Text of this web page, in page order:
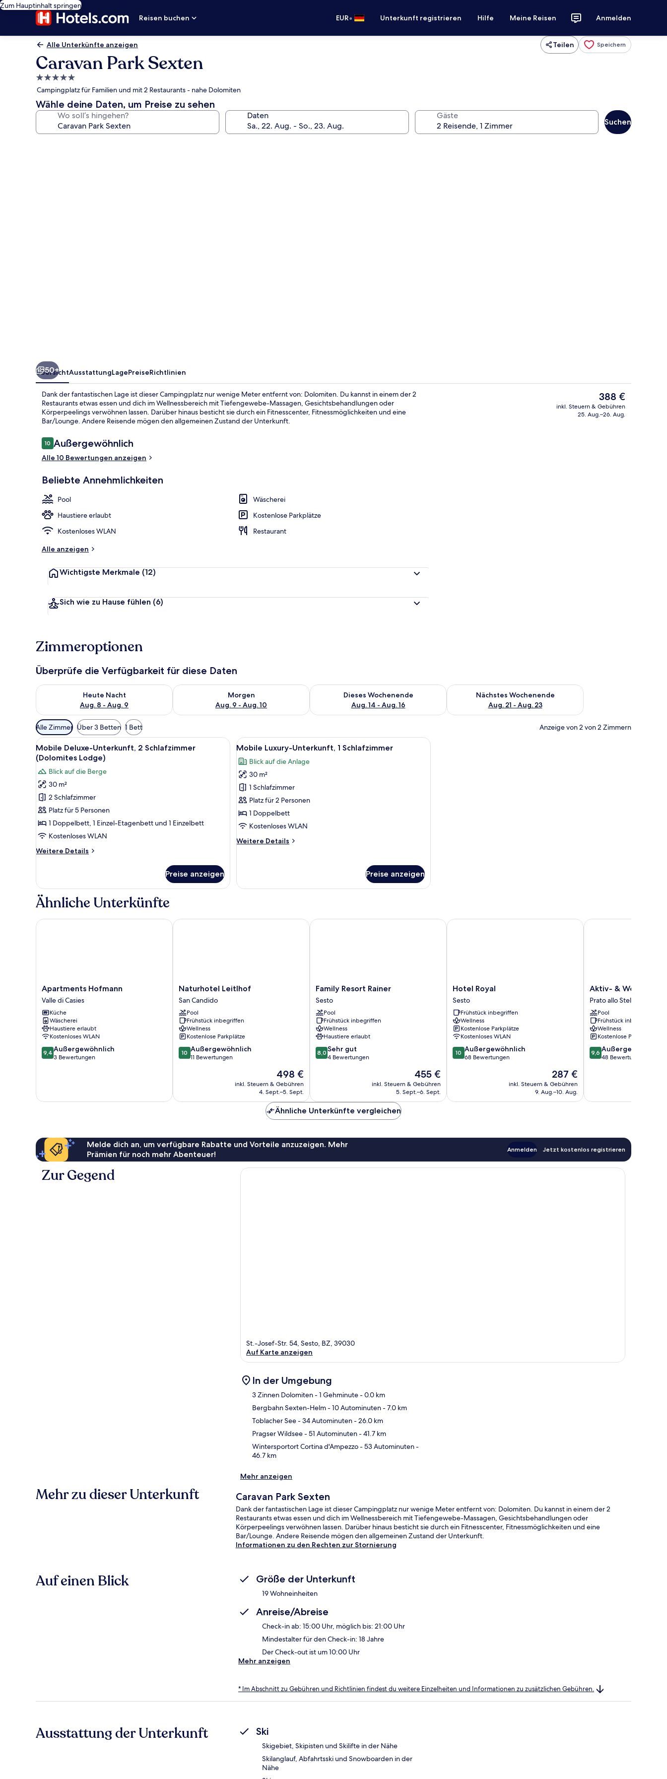
Zum Hauptinhalt springen
Reisen buchen
EUR• Unterkunft registrieren Hilfe Meine Reisen Anmelden
Alle Unterkünfte anzeigen Teilen Speichern
Caravan Park Sexten
5.0-
Sterne-
Unterkunft
Campingplatz für Familien und mit 2 Restaurants - nahe Dolomiten
Wähle deine Daten, um Preise zu sehen
Wo soll’s hingehen? Daten Gäste
Suchen
Körperbehandlungen, Warmsteinmassagen, Tiefengewebe-Massagen
Frühstücksbuffet
50+
ÜbersichtAusstattungLagePreiseRichtlinien
Dank der fantastischen Lage ist dieser Campingplatz nur wenige Meter entfernt von: Dolomiten. Du kannst in einem der 2
Restaurants etwas essen und dich im Wellnessbereich mit Tiefengewebe-Massagen, Gesichtsbehandlungen oder
Körperpeelings verwöhnen lassen. Darüber hinaus besticht sie durch ein Fitnesscenter, Fitnessmöglichkeiten und eine
Bar/Lounge. Andere Reisende mögen den allgemeinen Zustand der Unterkunft.
Bewertungen
1010 von 10.
Außergewöhnlich
Alle 10 Bewertungen anzeigen
Beliebte Annehmlichkeiten
Pool
Wäscherei
Haustiere erlaubt
Kostenlose Parkplätze
Kostenloses WLAN
Restaurant
Alle anzeigen
Wichtigste Merkmale (12)
Sich wie zu Hause fühlen (6)
Der
aktuelle
Preis
388 €
inkl. Steuern & Gebühren
25. Aug.–26. Aug.
Zimmeroptionen
Überprüfe die Verfügbarkeit für diese Daten
Heute Nacht
Aug. 8 - Aug. 9
Überprüfe die Verfügbarkeit für heute Nacht, Aug. 8 - Aug. 9.
Morgen
Aug. 9 - Aug. 10
Überprüfe die Verfügbarkeit für morgen, Aug. 9 - Aug. 10.
Dieses Wochenende
Aug. 14 - Aug. 16
Überprüfe die Verfügbarkeit für dieses Wochenende, Aug. 14 - Aug. 16.
Nächstes Wochenende
Aug. 21 - Aug. 23
Überprüfe die Verfügbarkeit für nächstes Wochenende, Aug.
Verfügbare
Filter
für
Zimmer
Alle Zimmer Über 3 Betten 1 Bett Anzeige von 2 von 2 Zimmern
Alle
Fotos
für
Mobile
Deluxe-
Unterkunft,
2 Schlafzimmer
(Dolomites
Lodge)
Ein Zimmer aus Holz mit einem Bett, einem Waschbecken und einer Dusche.
8
Mobile Deluxe-Unterkunft, 2 Schlafzimmer
(Dolomites Lodge)
Blick auf die Berge
30 m²
2 Schlafzimmer
Platz für 5 Personen
1 Doppelbett, 1 Einzel-Etagenbett und 1 Einzelbett
Kostenloses WLAN
Weitere Details
Weitere
Deluxe-
Unterkunft,
2 Schlafzimmer
Lodge)
Preise anzeigen
Alle
Fotos
für
Mobile
Luxury-
Unterkunft,
1
Schlafzimmer
Mobile Luxury-Unterkunft, 1 Schlafzimmer | Wohnbereich
7
Mobile Luxury-Unterkunft, 1 Schlafzimmer
Blick auf die Anlage
30 m²
1 Schlafzimmer
Platz für 2 Personen
1 Doppelbett
Kostenloses WLAN
Weitere Details
Weitere
Unterkunft,
Preise anzeigen
Ähnliche Unterkünfte
Apartments
Hofmann
Valle
di
Casies
Apartments Hofmann
Valle di Casies
Küche
Wäscherei
Haustiere erlaubt
Kostenloses WLAN
9.4
von
9,4 Außergewöhnlich
3 Bewertungen
Apartments Hofmann
Naturhotel
Leitlhof
San
Candido
Naturhotel Leitlhof
San Candido
Pool
Frühstück inbegriffen
Wellness
Kostenlose Parkplätze
10.0
von
10 Außergewöhnlich
11 Bewertungen
Der
Preis
beträgt
498 €
inkl. Steuern & Gebühren
4. Sept.–5. Sept.
Naturhotel Leitlhof
Family
Resort
Rainer
Sesto
Family Resort Rainer
Sesto
Pool
Frühstück inbegriffen
Wellness
Haustiere erlaubt
8.0
von
Bewertungen
8,0 Sehr gut
4 Bewertungen
Der
Preis
beträgt
455 €
inkl. Steuern & Gebühren
5. Sept.–6. Sept.
Family Resort Rainer
Hotel
Royal
Sesto
Hotel Royal
Sesto
Frühstück inbegriffen
Wellness
Kostenlose Parkplätze
Kostenloses WLAN
10.0
von
10 Außergewöhnlich
68 Bewertungen
Der
Preis
beträgt
287 €
inkl. Steuern & Gebühren
9. Aug.–10. Aug.
Hotel Royal
Aktiv-
&
Wellnesshotel
Zentral
Prato
allo
Stelvio
Aktiv- &
Prato allo Stelvio
Pool
Frühstück inbegriffen
Wellness
Kostenlose Parkplätze
9.6
von
9,6 Außergewöhnlich
48 Bewertungen
Aktiv- &
Ähnliche Unterkünfte vergleichen
Melde dich an, um verfügbare Rabatte und Vorteile anzuzeigen. Mehr
Prämien für noch mehr Abenteuer!
Anmelden Jetzt kostenlos registrieren
Zur Gegend
St.-Josef-Str. 54, Sesto, BZ, 39030
Auf Karte anzeigen
In der Umgebung
3 Zinnen Dolomiten- 1 Gehminute- 0.0 km
Bergbahn Sexten-Helm- 10 Autominuten- 7.0 km
Toblacher See- 34 Autominuten- 26.0 km
Pragser Wildsee- 51 Autominuten- 41.7 km
Wintersportort Cortina d'Ampezzo- 53 Autominuten-
46.7 km
Mehr anzeigen
Mehr zu dieser Unterkunft Caravan Park Sexten
Dank der fantastischen Lage ist dieser Campingplatz nur wenige Meter entfernt von: Dolomiten. Du kannst in einem der 2
Restaurants etwas essen und dich im Wellnessbereich mit Tiefengewebe-Massagen, Gesichtsbehandlungen oder
Körperpeelings verwöhnen lassen. Darüber hinaus besticht sie durch ein Fitnesscenter, Fitnessmöglichkeiten und eine
Bar/Lounge. Andere Reisende mögen den allgemeinen Zustand der Unterkunft.
Informationen zu den Rechten zur Stornierung
Auf einen Blick Größe der Unterkunft
19 Wohneinheiten
Anreise/Abreise
Check-in ab: 15:00 Uhr, möglich bis: 21:00 Uhr
Mindestalter für den Check-in: 18 Jahre
Der Check-out ist um 10:00 Uhr
Mehr anzeigen
* Im Abschnitt zu Gebühren und Richtlinien findest du weitere Einzelheiten und Informationen zu zusätzlichen Gebühren.
Ausstattung der Unterkunft Ski
Skigebiet, Skipisten und Skilifte in der Nähe
Skilanglauf, Abfahrtsski und Snowboarden in der
Nähe